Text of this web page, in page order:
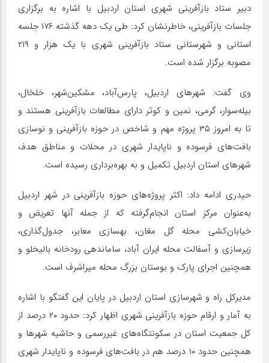
دبیر ستاد بازآفرینی شهری استان اردبیل با اشاره به برگزاری
جلسات بازآفرینی، خاطرنشان کرد: طی یک دهه گذشته ۱۷۶ جلسه
استانی و شهرستانی ستاد بازآفرینی شهری با یک هزار و ۲۱۹
مصوبه برگزار شده است.
وی گفت: شهرهای اردبیل، پارس‌آباد، مشکین‌شهر، خلخال،
بیله‌سوار، گرمی، نمین و کوثر دارای مطالعات بازآفرینی هستند و
تا به امروز ۳۵ پروژه مهم و شاخص در حوزه بازآفرینی و نوسازی
بافت‌های فرسوده و ناپایدار شهری در محلات و مناطق هدف
شهرهای استان اردبیل تکمیل و به بهره‌برداری رسیده است.
حیدری ادامه داد: اکثر پروژه‌های حوزه بازآفرینی در شهر اردبیل
به‌عنوان مرکز استان انجام‌گرفته که از جمله آنها تعریض و
خیابان‌کشی محله گل مغان، بهسازی معابر، جدول‌گذاری،
زیرسازی و آسفالت محله ایران آباد، ساماندهی رودخانه بالیخلو و
همچنین اجرای پارک و بوستان بزرگ محله میراشرف است.
مدیرکل راه و شهرسازی استان اردبیل در پایان این گفتگو با اشاره
به آمار و ارقام حوزه بازآفرینی شهری اظهار کرد: حدود ۲۰ درصد از
کل جمعیت استان در سکونتگاه‌های غیررسمی و حاشیه شهرها و
همچنین حدود ۱۰ درصد هم در بافت‌های فرسوده و ناپایدار شهری